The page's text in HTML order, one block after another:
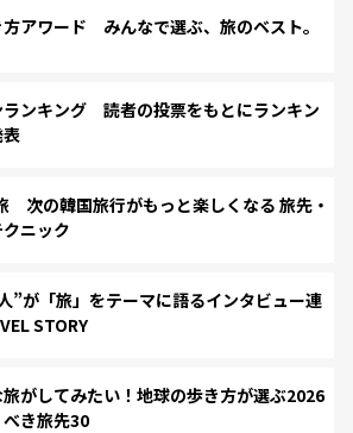
アワード みんなで選ぶ、旅のベスト。
ランキング 読者の投票をもとにランキン
次の韓国旅行がもっと楽しくなる 旅先・
ニック
”が「旅」をテーマに語るインタビュー連
STORY
がしてみたい！地球の歩き方が選ぶ2026
き旅先30